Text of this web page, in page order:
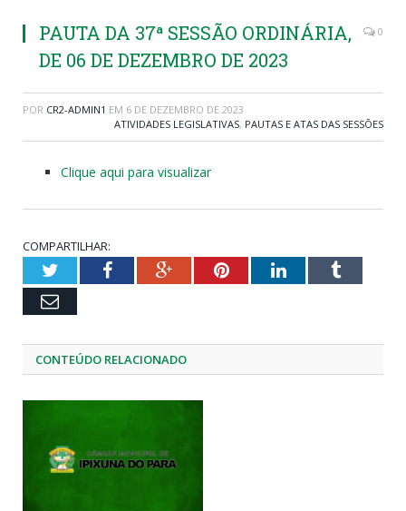
PAUTA DA 37ª SESSÃO ORDINÁRIA,
DE 06 DE DEZEMBRO DE 2023
0
POR CR2-ADMIN1 EM 6 DE DEZEMBRO DE 2023
ATIVIDADES LEGISLATIVAS, PAUTAS E ATAS DAS SESSÕES
Clique aqui para visualizar
COMPARTILHAR:
TwitterFacebookGoogle+PinterestLinkedInTumblr
Email
CONTEÚDO RELACIONADO